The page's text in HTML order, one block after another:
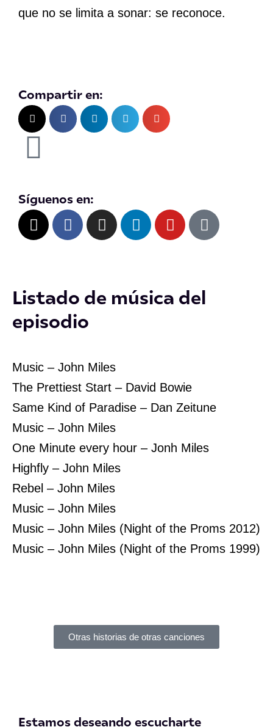
que no se limita a sonar: se reconoce.
Compartir en:
Síguenos en:
X
-
t
t
e
F
a
o
o
k
I
n
g
r
L
i
d
i
Y
o
b
e
T
i
k
Listado de música del
episodio
Music – John Miles
The Prettiest Start – David Bowie
Same Kind of Paradise – Dan Zeitune
Music – John Miles
One Minute every hour – Jonh Miles
Highfly – John Miles
Rebel – John Miles
Music – John Miles
Music – John Miles (Night of the Proms 2012)
Music – John Miles (Night of the Proms 1999)
Otras historias de otras canciones
Estamos deseando escucharte